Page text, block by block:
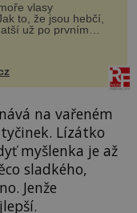
vlasy
to, že jsou hebčí,
už po prvním
na vařeném
Lízátko
myšlenka je až
sladkého,
Jenže